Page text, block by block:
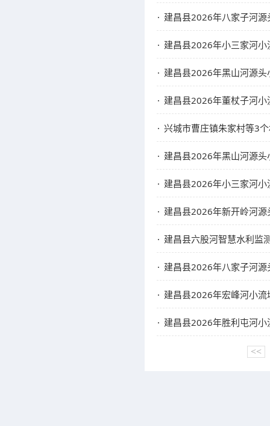
建昌县2026年八家子河
建昌县2026年小三家河
建昌县2026年黑山河源
建昌县2026年董杖子河
兴城市曹庄镇朱家村等3
建昌县2026年黑山河源
建昌县2026年小三家河
建昌县2026年新开岭河
建昌县六股河智慧水利监
建昌县2026年八家子河
建昌县2026年宏峰河小
建昌县2026年胜利屯河
<<